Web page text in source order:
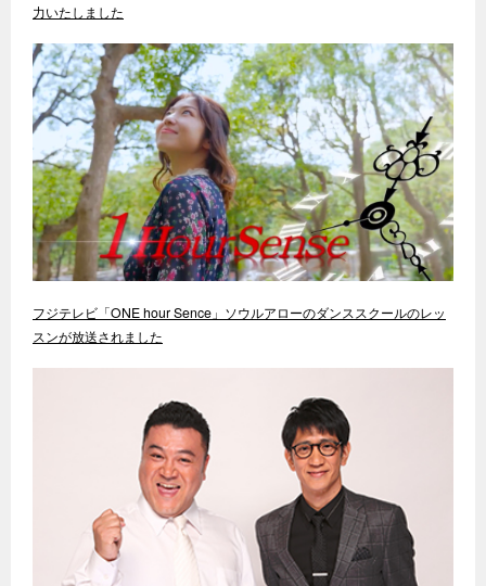
力いたしました
フジテレビ「ONE hour Sence」ソウルアローのダンススクールのレッ
スンが放送されました